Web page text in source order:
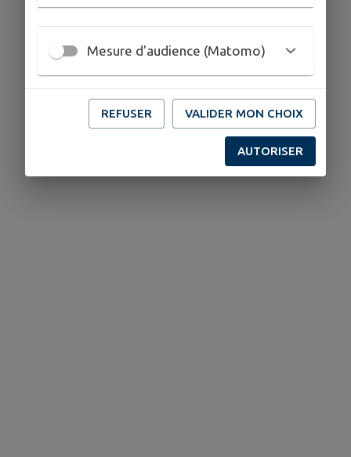
Mesure d'audience (Matomo)
REFUSER VALIDER MON CHOIX
AUTORISER